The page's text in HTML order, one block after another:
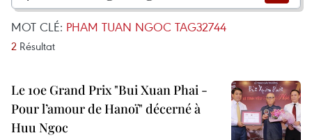
MOT CLÉ: PHAM TUAN NGOC TAG32744
2 Résultat
Le 10e Grand Prix "Bui Xuan Phai -
Pour l’amour de Hanoï" décerné à
Huu Ngoc